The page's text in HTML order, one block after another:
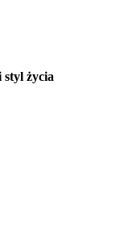
styl życia